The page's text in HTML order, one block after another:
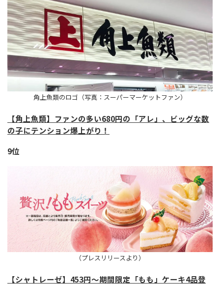
角上魚類のロゴ（写真：スーパーマーケットファン）
【角上魚類】ファンの多い680円の「アレ」、ビッグな数
の子にテンション爆上がり！
9位
（プレスリリースより）
【シャトレーゼ】453円〜期間限定「もも」ケーキ4品登